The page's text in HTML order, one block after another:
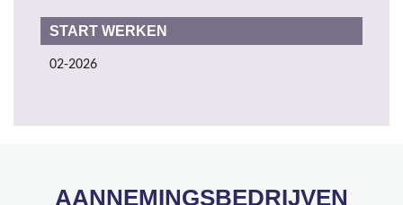
START WERKEN
02-2026
AANNEMINGSBEDRIJVEN